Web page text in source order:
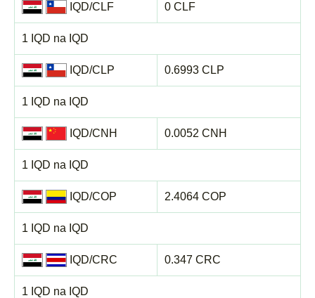
IQD/CLF
1 IQD na IQD
0 CLF
IQD/CLP
1 IQD na IQD
0.6993 CLP
IQD/CNH
1 IQD na IQD
0.0052 CNH
IQD/COP
1 IQD na IQD
2.4064 COP
IQD/CRC
1 IQD na IQD
0.347 CRC